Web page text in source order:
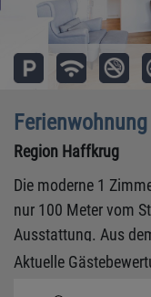
Region Haffkrug
Die moderne 1
nur 100 Meter vom
Ausstattung. Aus
Teil-Meerblick.
Aktuelle